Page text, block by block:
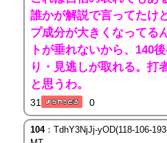
誰かが解説で言ってたけ
プ成分が大きくなってる
トが垂れないから、140
り・見逃しが取れる。打
と思うわ。
31 0
104：TdhY3NjJj-yOD(118-106-